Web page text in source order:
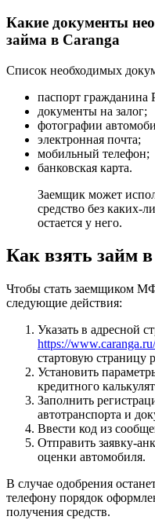
Какие документы
займа в Caranga
Список необходимых
паспорт гражданина
документы на залог;
фотографии
электронная почта;
мобильный телефон;
банковская карта.
Заемщик может
средство без каких-
остается у него.
Как взять займ
Чтобы стать заемщиком
следующие действия:
Указать в адресной
https://www.caranga.ru/
стартовую страницу
Установить
кредитного
Заполнить
автотранспорта и
Ввести код из
Отправить заявку-
оценки автомобиля.
В случае одобрения
телефону порядок
получения средств.